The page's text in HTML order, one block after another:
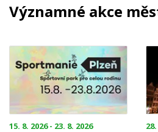
Významné akce
15. 8. 2026 - 23. 8. 2026